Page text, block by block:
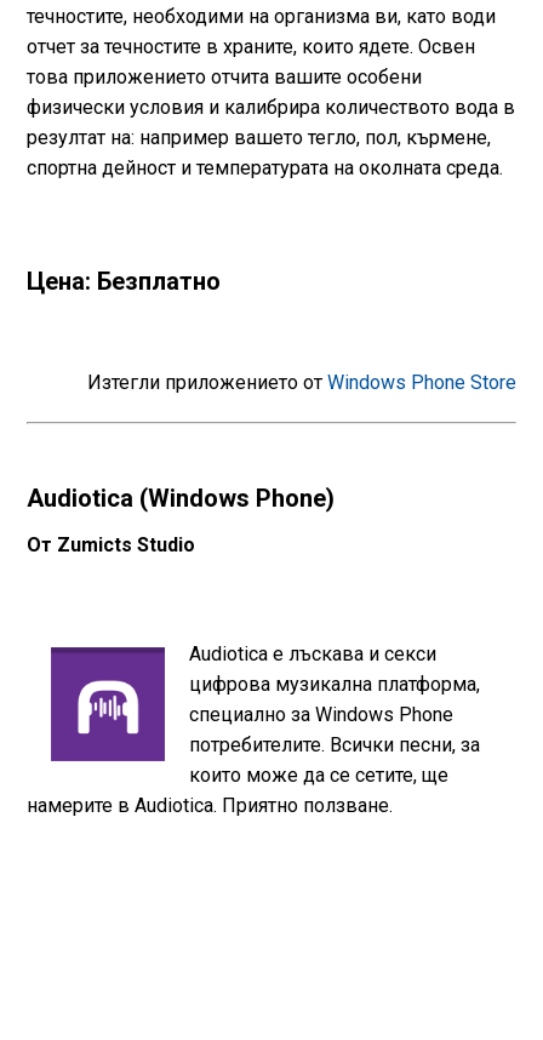
течностите, необходими на организма ви, като води
отчет за течностите в храните, които ядете. Освен
това приложението отчита вашите особени
физически условия и калибрира количеството вода в
резултат на: например вашето тегло, пол, кърмене,
спортна дейност и температурата на околната среда.
Цена: Безплатно
Изтегли приложението отWindows Phone Store
Audiotica (Windows Phone)
От Zumicts Studio
Audiotica е лъскава и секси
цифрова музикална платформа,
специално за Windows Phone
потребителите. Всички песни, за
които може да се сетите, ще
намерите в Audiotica. Приятно ползване.